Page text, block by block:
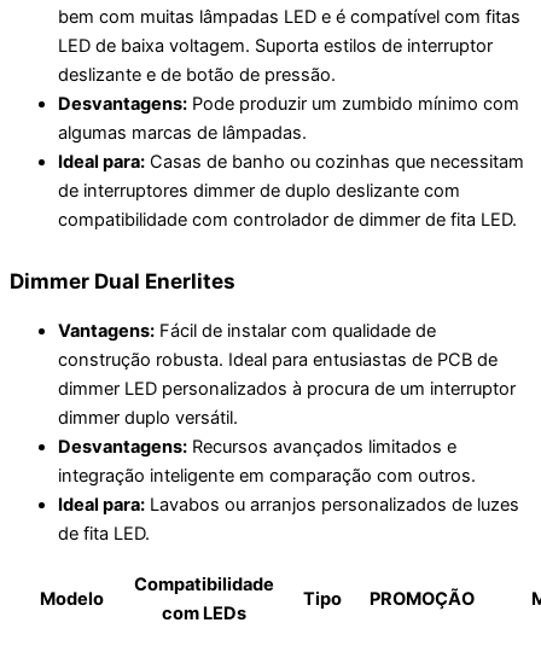
bem com muitas lâmpadas LED e é compatível com fitas
LED de baixa voltagem. Suporta estilos de interruptor
deslizante e de botão de pressão.
Desvantagens: Pode produzir um zumbido mínimo com
algumas marcas de lâmpadas.
Ideal para: Casas de banho ou cozinhas que necessitam
de interruptores dimmer de duplo deslizante com
compatibilidade com controlador de dimmer de fita LED.
Dimmer Dual Enerlites
Vantagens: Fácil de instalar com qualidade de
construção robusta. Ideal para entusiastas de PCB de
dimmer LED personalizados à procura de um interruptor
dimmer duplo versátil.
Desvantagens: Recursos avançados limitados e
integração inteligente em comparação com outros.
Ideal para: Lavabos ou arranjos personalizados de luzes
de fita LED.
Modelo
Compatibilidade
com LEDs
Tipo PROMOÇÃO